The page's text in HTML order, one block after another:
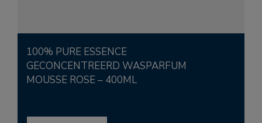
100% PURE ESSENCE
GECONCENTREERD WASPARFUM
MOUSSE ROSE – 400ML